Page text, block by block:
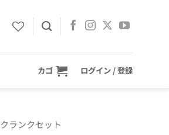
カゴ ログイン / 登録
クランクセット